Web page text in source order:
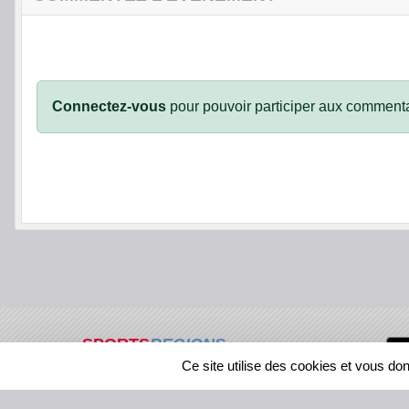
Connectez-vous pour pouvoir participer aux
SPORTSREGIONS
visites
Ce site utilise des cookies et vous